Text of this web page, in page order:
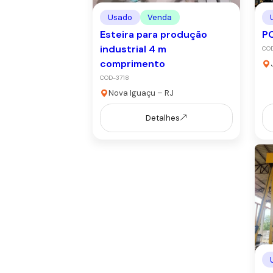
Usado Venda
Esteira para produção
industrial 4 m
comprimento
COD-3718
Nova Iguaçu – RJ
Detalhes